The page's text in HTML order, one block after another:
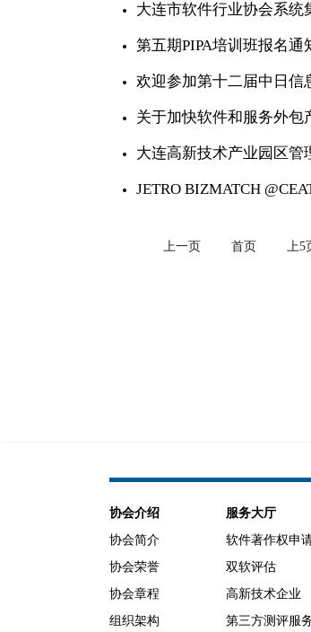
大连市软件行业协会系统
第五期PIPA培训班报名通
欢迎参加第十二届中日信
关于加快软件和服务外包
大连高新技术产业园区管
JETRO BIZMATCH
上一页 首页 上5
协会介绍
协会简介
协会荣誉
协会章程
组织架构
服务大厅
软件著作权申
双软评估
高新技术企业
第三方测评服